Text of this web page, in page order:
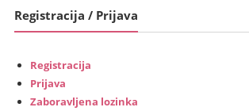
Registracija / Prijava
Registracija
Prijava
Zaboravljena lozinka